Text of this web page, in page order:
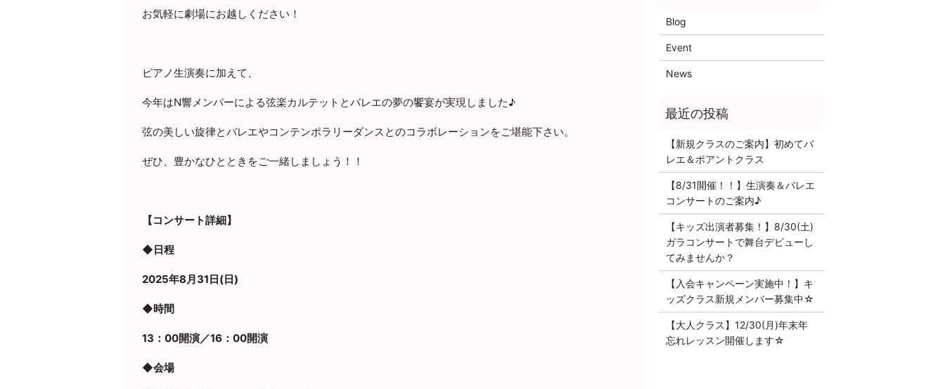
お気軽に劇場にお越しください！
ピアノ生演奏に加えて、
今年はN響メンバーによる弦楽カルテットとバレエの夢の饗宴が実現しました♪
弦の美しい旋律とバレエやコンテンポラリーダンスとのコラボレーションをご堪能下さい。
ぜひ、豊かなひとときをご一緒しましょう！！
【コンサート詳細】
◆日程
2025年8月31日(日)
◆時間
13：00開演／16：00開演
◆会場
Blog
Event
News
【新規クラスのご案内】初めてバ
レエ＆ポアントクラス
【8/31開催！！】生演奏＆バレエ
コンサートのご案内♪
【キッズ出演者募集！】8/30(土)
ガラコンサートで舞台デビューし
てみませんか？
【入会キャンペーン実施中！】キ
ッズクラス新規メンバー募集中☆
【大人クラス】12/30(月)年末年
忘れレッスン開催します☆